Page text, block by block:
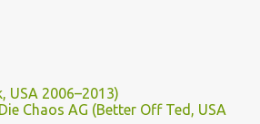
USA 2006–2013)
Chaos AG (Better Off Ted, USA